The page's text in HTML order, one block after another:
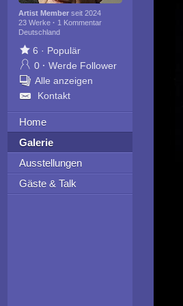
Artist Memberseit 2024
23 Werke · 1 Kommentar
Deutschland
6 · Populär
0 · Werde Follower
Alle anzeigen
Kontakt
Home
Galerie
Ausstellungen
Gäste & Talk